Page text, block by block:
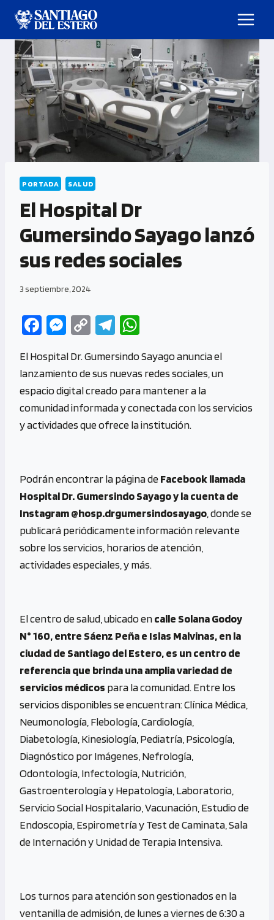
PORTADA SALUD
El Hospital Dr
Gumersindo Sayago lanzó
sus redes sociales
3 septiembre, 2024
Fa
b
o
o
k
M
se
n
g
er
C
py
Li
n
k
Te
gr
a
m
at
s
A
p
El Hospital Dr. Gumersindo Sayago anuncia el
lanzamiento de sus nuevas redes sociales, un
espacio digital creado para mantener a la
comunidad informada y conectada con los servicios
y actividades que ofrece la institución.
Podrán encontrar la página deFacebook llamada
Hospital Dr. Gumersindo Sayago y la cuenta de
Instagram @hosp.drgumersindosayago , donde se
publicará periódicamente información relevante
sobre los servicios, horarios de atención,
actividades especiales, y más.
El centro de salud, ubicado encalle Solana Godoy
N° 160, entre Sáenz Peña e Islas Malvinas, en la
ciudad de Santiago del Estero, es un centro de
referencia que brinda una amplia variedad de
servicios médicos para la comunidad. Entre los
servicios disponibles se encuentran: Clínica Médica,
Neumonología, Flebología, Cardiología,
Diabetología, Kinesiología, Pediatría, Psicología,
Diagnóstico por Imágenes, Nefrología,
Odontología, Infectología, Nutrición,
Gastroenterología y Hepatología, Laboratorio,
Servicio Social Hospitalario, Vacunación, Estudio de
Endoscopia, Espirometría y Test de Caminata, Sala
de Internación y Unidad de Terapia Intensiva.
Los turnos para atención son gestionados en la
ventanilla de admisión, de lunes a viernes de 6:30 a